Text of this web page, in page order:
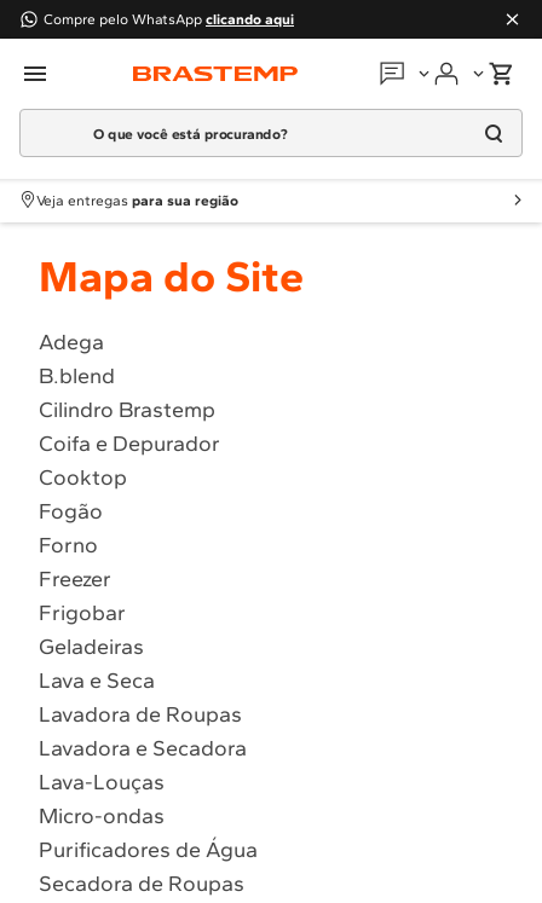
Compre pelo WhatsApp clicando aqui
Em que podemos
Atendimento Brastemp
Localizar assistência técnica
O que você está procurando?
Termos mais buscados
1º Geladeira
2
Fogao
4 º Lava Louça
5 º Cooktop
6º Microondas Brastemp
7º Forno
8º Embutir
9º Combos
Veja entregas para sua região
Mapa do Site
Adega
B.blend
Cilindro Brastemp
Coifa e Depurador
Cooktop
Fogão
Forno
Freezer
Frigobar
Geladeiras
Lava e Seca
Lavadora de Roupas
Lavadora e Secadora
Lava-Louças
Micro-ondas
Purificadores de Água
Secadora de Roupas